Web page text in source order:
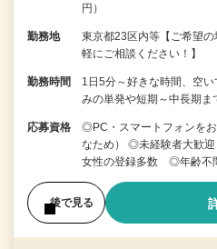
円）
勤務地
東京都23区内等【ご希望
軽にご相談ください！】
勤務時間
1日5分～好きな時間、空
みの単発や短期～中長期
応募資格
◎PC・スマートフォンを
なため） ◎未経験者大歓
女性の登録多数 ◎年齢不
後で見る